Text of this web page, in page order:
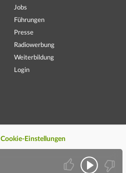
Jobs
Führungen
Presse
Radiowerbung
Weiterbildung
Login
Cookie-Einstellungen